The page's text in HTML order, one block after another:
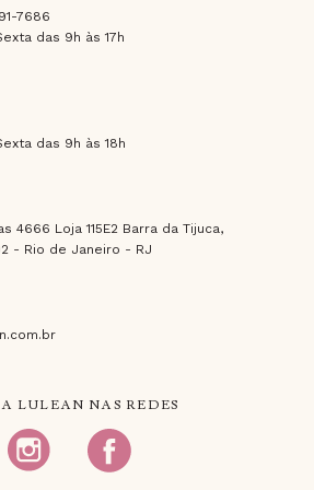
7686
das 9h às 17h
das 9h às 18h
4666 Loja 115E2 Barra da Tijuca,
- Rio de Janeiro - RJ
LULEAN NAS REDES